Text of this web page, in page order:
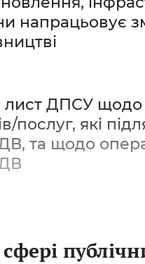
напрацьовує
ДПСУ щодо
послуг, які
та щодо